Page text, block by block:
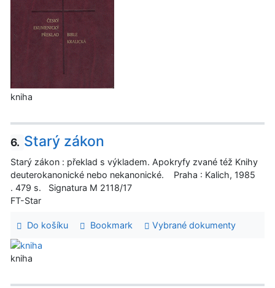
kniha
6. Starý zákon
Starý zákon : překlad s výkladem. Apokryfy zvané též Knihy
deuterokanonické nebo nekanonické. Praha : Kalich, 1985
. 479 s. Signatura M 2118/17
FT-Star
Do košíku Bookmark Vybrané dokumenty
kniha